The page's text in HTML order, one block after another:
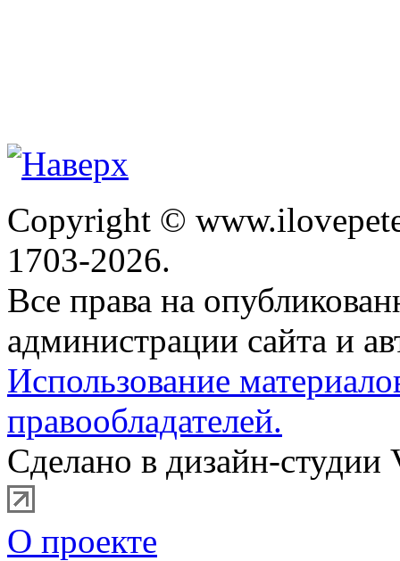
Copyright ©
1703-2026.
Все права на
администрации сайта и
Использование
правообладателей.
Сделано в дизайн-студии
О проекте